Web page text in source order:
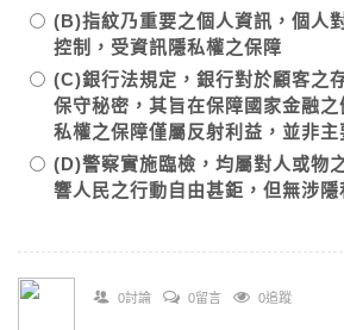
(B)指紋乃重要之個人資訊，個人
控制，受資訊隱私權之保障
(C)銀行法規定，銀行對於顧客之
保守秘密，其旨在保障國家金融
私權之保障僅屬反射利益，並非
(D)警察實施臨檢，均屬對人或物
響人民之行動自由甚鉅，但無涉隱
0討論 0留言 0追蹤